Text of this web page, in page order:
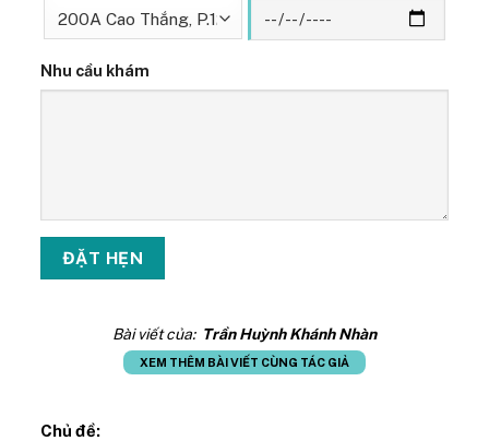
Nhu cầu khám
Bài viết của: Trần Huỳnh Khánh Nhàn
XEM THÊM BÀI VIẾT CÙNG TÁC GIẢ
Chủ đề: